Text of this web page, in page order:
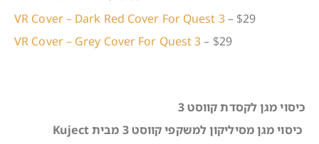
VR Cover – Dark Red Cover For Quest 3– $29
VR Cover – Grey Cover For Quest 3– $29
כיסוי מגן לקסדת קווסט 3
כיסוי מגן מסיליקון למשקפי קווסט 3 מבית Kuject